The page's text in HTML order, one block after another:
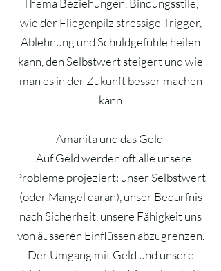
Thema Beziehungen, Bindungsstile,
wie der Fliegenpilz stressige Trigger,
Ablehnung und Schuldgefühle heilen
kann, den Selbstwert steigert und wie
man es in der Zukunft besser machen
kann
Amanita und das Geld
Auf Geld werden oft alle unsere
Probleme projeziert: unser Selbstwert
(oder Mangel daran), unser Bedürfnis
nach Sicherheit, unsere Fähigkeit uns
von äusseren Einflüssen abzugrenzen.
Der Umgang mit Geld und unsere